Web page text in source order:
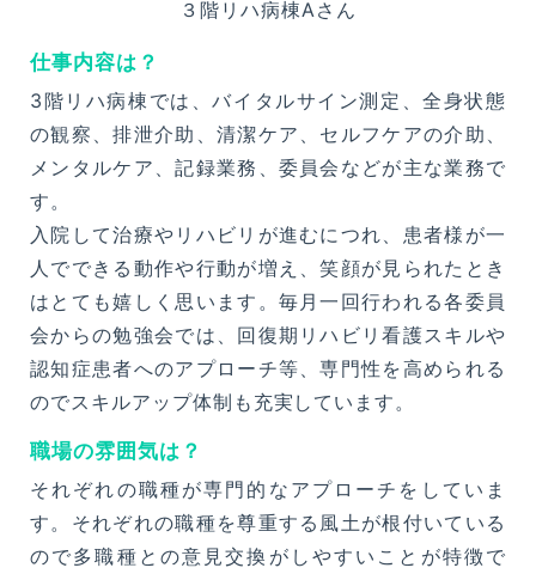
３階リハ病棟Aさん
仕事内容は？
3階リハ病棟では、バイタルサイン測定、全身状態
の観察、排泄介助、清潔ケア、セルフケアの介助、
メンタルケア、記録業務、委員会などが主な業務で
す。
入院して治療やリハビリが進むにつれ、患者様が一
人でできる動作や行動が増え、笑顔が見られたとき
はとても嬉しく思います。毎月一回行われる各委員
会からの勉強会では、回復期リハビリ看護スキルや
認知症患者へのアプローチ等、専門性を高められる
のでスキルアップ体制も充実しています。
職場の雰囲気は？
それぞれの職種が専門的なアプローチをしていま
す。それぞれの職種を尊重する風土が根付いている
ので多職種との意見交換がしやすいことが特徴で